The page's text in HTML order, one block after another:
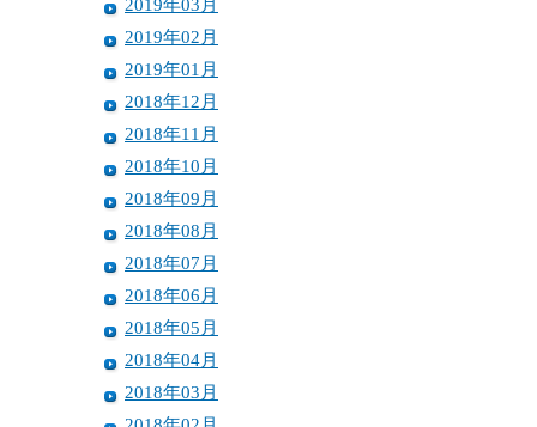
2019年03月
2019年02月
2019年01月
2018年12月
2018年11月
2018年10月
2018年09月
2018年08月
2018年07月
2018年06月
2018年05月
2018年04月
2018年03月